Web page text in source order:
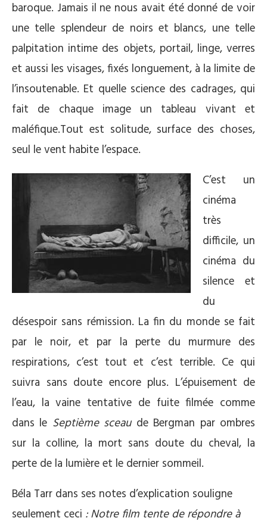
baroque. Jamais il ne nous avait été donné de voir
une telle splendeur de noirs et blancs, une telle
palpitation intime des objets, portail, linge, verres
et aussi les visages, fixés longuement, à la limite de
l’insoutenable. Et quelle science des cadrages, qui
fait de chaque image un tableau vivant et
maléfique.Tout est solitude, surface des choses,
seul le vent habite l’espace.
C’est un
cinéma
très
difficile, un
cinéma du
silence et
du
désespoir sans rémission. La fin du monde se fait
par le noir, et par la perte du murmure des
respirations, c’est tout et c’est terrible. Ce qui
suivra sans doute encore plus. L’épuisement de
l’eau, la vaine tentative de fuite filmée comme
dans le Septième sceaude Bergman par ombres
sur la colline, la mort sans doute du cheval, la
perte de la lumière et le dernier sommeil.
Béla Tarr dans ses notes d’explication souligne
seulement ceci :Notre film tente de répondre à